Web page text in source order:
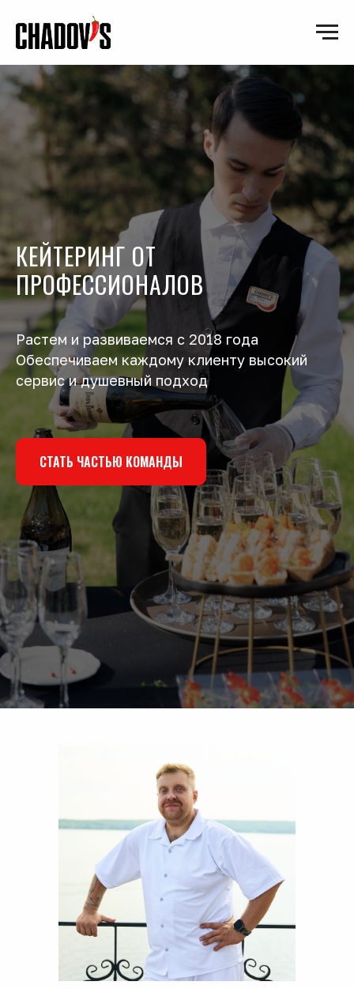
КЕЙТЕРИНГ ОТ
ПРОФЕССИОНАЛОВ
Растем и развиваемся с 2018 года
Обеспечиваем каждому клиенту высокий
сервис и душевный подход
СТАТЬ ЧАСТЬЮ КОМАНДЫ